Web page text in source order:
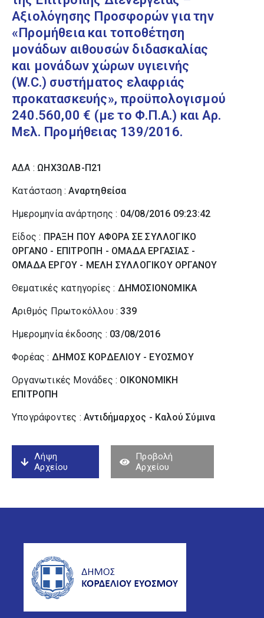
Αξιολόγησης Προσφορών για την
«Προμήθεια και τοποθέτηση
μονάδων αιθουσών διδασκαλίας
και μονάδων χώρων υγιεινής
(W.C.) συστήματος ελαφριάς
προκατασκευής», προϋπολογισμού
240.560,00 € (με το Φ.Π.Α.) και Αρ.
Μελ. Προμήθειας 139/2016.
ΑΔΑ : ΩΗΧ3ΩΛΒ-Π21
Κατάσταση :Αναρτηθείσα
Ημερομηνία ανάρτησης : 04/08/2016 09:23:42
Είδος : ΠΡΑΞΗ ΠΟΥ ΑΦΟΡΑ ΣΕ ΣΥΛΛΟΓΙΚΟ
ΟΡΓΑΝΟ - ΕΠΙΤΡΟΠΗ - ΟΜΑΔΑ ΕΡΓΑΣΙΑΣ -
ΟΜΑΔΑ ΕΡΓΟΥ - ΜΕΛΗ ΣΥΛΛΟΓΙΚΟΥ ΟΡΓΑΝΟΥ
Θεματικές κατηγορίες : ΔΗΜΟΣΙΟΝΟΜΙΚΑ
Αριθμός Πρωτοκόλλου :339
Ημερομηνία έκδοσης : 03/08/2016
Φορέας : ΔΗΜΟΣ ΚΟΡΔΕΛΙΟΥ - ΕΥΟΣΜΟΥ
Οργανωτικές Μονάδες : ΟΙΚΟΝΟΜΙΚΗ
ΕΠΙΤΡΟΠΗ
Υπογράφοντες : Αντιδήμαρχος - Καλού Σύµινα
Λήψη
Αρχείου
Προβολή
Αρχείου